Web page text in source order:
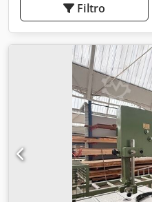
Filtro